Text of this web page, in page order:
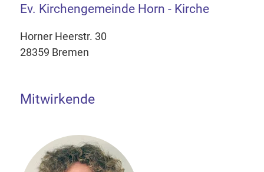
Ev. Kirchengemeinde Horn - Kirche
Horner Heerstr. 30
28359 Bremen
Mitwirkende